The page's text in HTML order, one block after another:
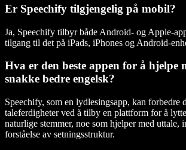
Er Speechify tilgjengelig på mobil?
Ja, Speechify tilbyr både Android- og Apple-
tilgang til det på iPads, iPhones og Android-
Hva er den beste appen for å hjelpe
snakke bedre engelsk?
Speechify, som en lydlesingsapp, kan forbedre
taleferdigheter ved å tilby en plattform for å
naturlige stemmer, noe som hjelper med uttale,
forståelse av setningsstruktur.